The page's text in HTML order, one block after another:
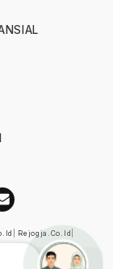
Rejogja.co.id
Pers